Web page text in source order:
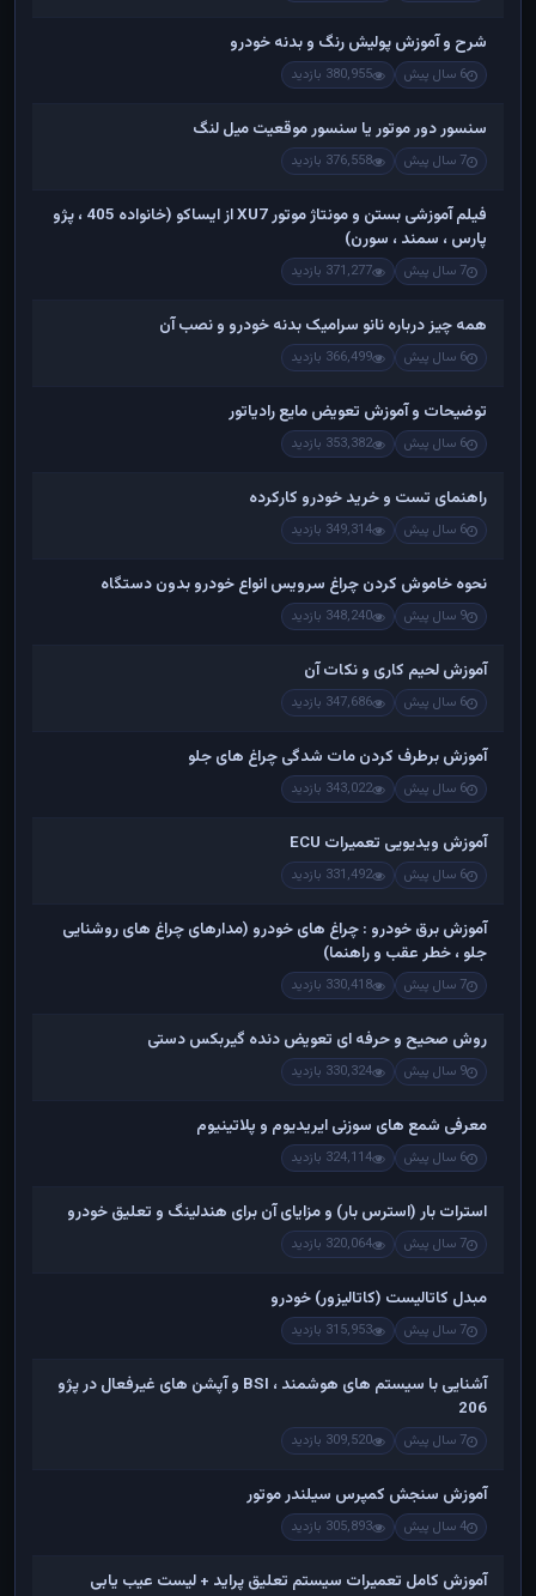
شرح و آموزش پولیش رنگ و بدنه خودرو
6 سال پیش 380,955 بازدید
سنسور دور موتور یا سنسور موقعیت میل لنگ
7 سال پیش 376,558 بازدید
فیلم آموزشی بستن و مونتاژ موتور XU7 از ایساکو (خانواده 405 ، پژو
پارس ، سمند ، سورن)
7 سال پیش 371,277 بازدید
همه چیز درباره نانو سرامیک بدنه خودرو و نصب آن
6 سال پیش 366,499 بازدید
توضیحات و آموزش تعویض مایع رادیاتور
6 سال پیش 353,382 بازدید
راهنمای تست و خريد خودرو کارکرده
6 سال پیش 349,314 بازدید
نحوه خاموش کردن چراغ سرویس انواع خودرو بدون دستگاه
9 سال پیش 348,240 بازدید
آموزش لحیم کاری و نکات آن
6 سال پیش 347,686 بازدید
آموزش برطرف کردن مات شدگی چراغ های جلو
6 سال پیش 343,022 بازدید
آموزش ویدیویی تعمیرات ECU
6 سال پیش 331,492 بازدید
آموزش برق خودرو : چراغ های خودرو (مدارهای چراغ های روشنایی
جلو ، خطر عقب و راهنما)
7 سال پیش 330,418 بازدید
روش صحیح و حرفه ای تعویض دنده گیربکس دستی
9 سال پیش 330,324 بازدید
معرفی شمع های سوزنی ایریدیوم و پلاتینیوم
6 سال پیش 324,114 بازدید
استرات بار (استرس بار) و مزایای آن برای هندلینگ و تعلیق خودرو
7 سال پیش 320,064 بازدید
مبدل کاتالیست (کاتالیزور) خودرو
7 سال پیش 315,953 بازدید
آشنایی با سیستم های هوشمند ، BSI و آپشن های غیرفعال در پژو
206
7 سال پیش 309,520 بازدید
آموزش سنجش کمپرس سیلندر موتور
4 سال پیش 305,893 بازدید
آموزش کامل تعمیرات سیستم تعلیق پراید + لیست عیب یابی